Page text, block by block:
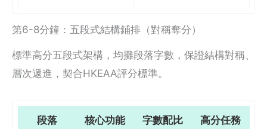
第6-8分鐘：五段式結構鋪排（對稱奪分）
標準高分五段式架構，均攤段落字數，保證結構對稱、
層次遞進，契合HKEAA評分標準。
段落 核心功能 字數配比 高分任務